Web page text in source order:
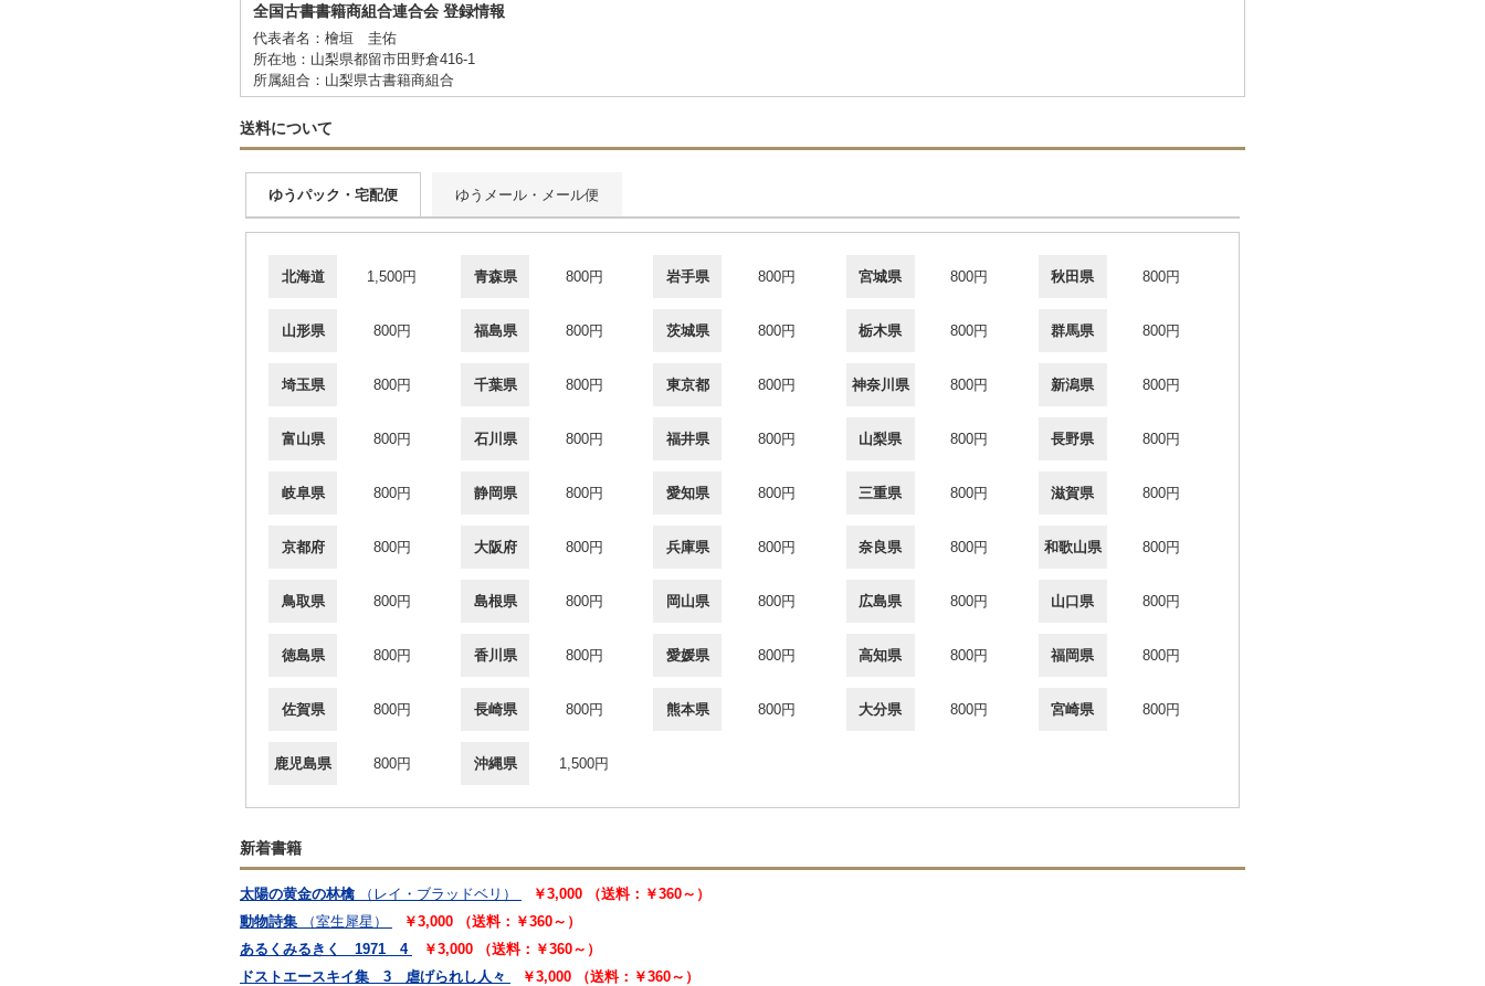
全国古書書籍商組合連合会 登録情報
代表者名：檜垣 圭佑
所在地：山梨県都留市田野倉416-1
所属組合：山梨県古書籍商組合
送料について
ゆうパック・宅配便 ゆうメール・メール便
北海道 1,500円 青森県 800円 岩手県 800円 宮城県 800円 秋田県 800円
山形県 800円 福島県 800円 茨城県 800円 栃木県 800円 群馬県 800円
埼玉県 800円 千葉県 800円 東京都 800円 神奈川県 800円 新潟県 800円
富山県 800円 石川県 800円 福井県 800円 山梨県 800円 長野県 800円
岐阜県 800円 静岡県 800円 愛知県 800円 三重県 800円 滋賀県 800円
京都府 800円 大阪府 800円 兵庫県 800円 奈良県 800円 和歌山県 800円
鳥取県 800円 島根県 800円 岡山県 800円 広島県 800円 山口県 800円
徳島県 800円 香川県 800円 愛媛県 800円 高知県 800円 福岡県 800円
佐賀県 800円 長崎県 800円 熊本県 800円 大分県 800円 宮崎県 800円
鹿児島県 800円 沖縄県 1,500円
新着書籍
太陽の黄金の林檎 （レイ・ブラッドベリ）
￥3,000 （送料：￥360～）
動物詩集
（室生犀星）
￥3,000 （送料：￥360～）
あるくみるきく 1971 4
￥3,000 （送料：￥360～）
ドストエースキイ集 3 虐げられし人々
￥3,000 （送料：￥360～）